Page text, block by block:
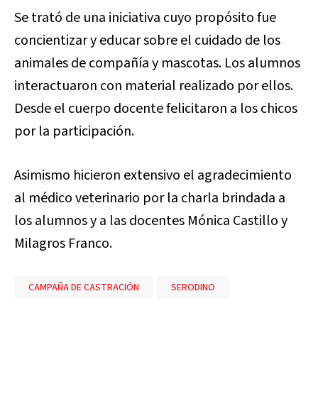
Se trató de una iniciativa cuyo propósito fue
concientizar y educar sobre el cuidado de los
animales de compañía y mascotas. Los alumnos
interactuaron con material realizado por ellos.
Desde el cuerpo docente felicitaron a los chicos
por la participación.
Asimismo hicieron extensivo el agradecimiento
al médico veterinario por la charla brindada a
los alumnos y a las docentes Mónica Castillo y
Milagros Franco.
CAMPAÑA DE CASTRACIÓN SERODINO